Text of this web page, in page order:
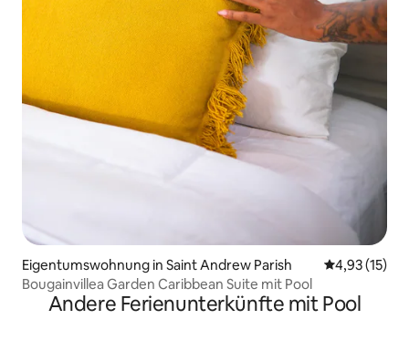
Eigentumswohnung in Saint Andrew Parish
4,93 (15)
Bougainvillea Garden Caribbean Suite mit Pool
Andere Ferienunterkünfte mit Pool